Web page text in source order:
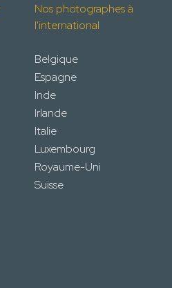
Nos photographes à
l'international
Belgique
Espagne
Inde
Irlande
Italie
Luxembourg
Royaume-Uni
Suisse